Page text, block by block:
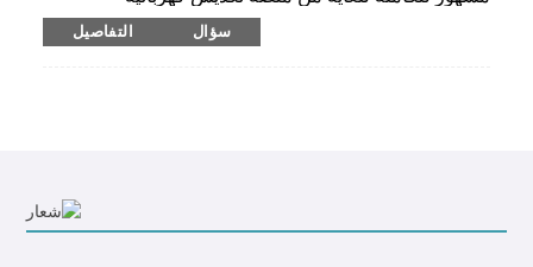
وهدروليكية وميكانيكية. تمتلك حقوق الملكية المستقلة
تمامًا وتم منح شهادات من الحكومة الصينية بسبب تقنيتها
سؤال التفاصيل